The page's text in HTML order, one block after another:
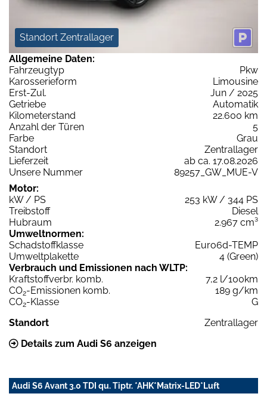
Standort Zentrallager
Allgemeine Daten:
Fahrzeugtyp
Pkw
Karosserieform
Limousine
Erst-Zul.
Jun / 2025
Getriebe
Automatik
Kilometerstand
22.600 km
Anzahl der Türen
5
Farbe
Grau
Standort
Zentrallager
Lieferzeit
ab ca. 17.08.2026
Unsere Nummer
89257_GW_MUE-V
Motor:
kW / PS
253 kW / 344 PS
Treibstoff
Diesel
Hubraum
2.967 cm³
Umweltnormen:
Schadstoffklasse
Euro6d-TEMP
Umweltplakette
4 (Green)
Verbrauch und Emissionen nach WLTP:
Kraftstoffverbr. komb.
7,2 l/100km
CO2-Emissionen komb.
189 g/km
CO2-Klasse
G
Standort
Zentrallager
Details zum Audi S6 anzeigen
Audi S6 Avant 3.0 TDI qu. Tiptr. *AHK*Matrix-LED*Luft